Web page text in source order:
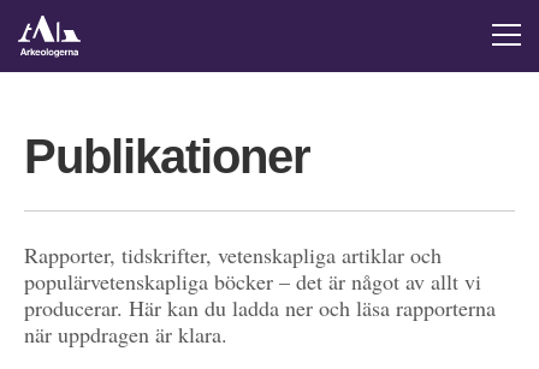
Publikationer
Rapporter, tidskrifter, vetenskapliga artiklar och
populärvetenskapliga böcker – det är något av allt vi
producerar. Här kan du ladda ner och läsa rapporterna
när uppdragen är klara.